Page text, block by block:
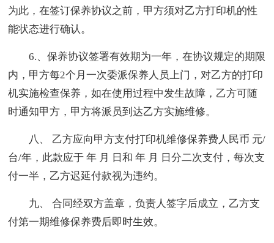
为此，在签订保养协议之前，甲方须对乙方打印机的性
能状态进行确认。
6.、保养协议签署有效期为一年，在协议规定的期限
内，甲方每2个月一次委派保养人员上门，对乙方的打印
机实施检查保养，如在使用过程中发生故障，乙方可随
时通知甲方，甲方将派员到达乙方实施维修。
八、 乙方应向甲方支付打印机维修保养费人民币 元/
台/年，此款应于 年 月 日和 年 月 日分二次支付，每次支
付一半，乙方迟延付款视为违约。
九、 合同经双方盖章，负责人签字后成立，乙方支
付第一期维修保养费后即时生效。